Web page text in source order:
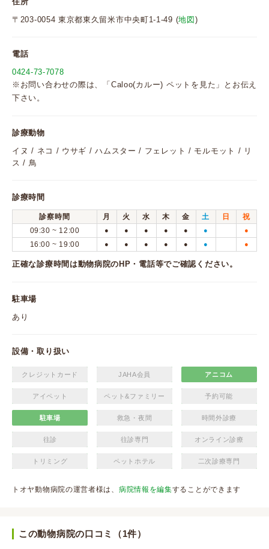
〒203-0054 東京都東久留米市中央町1-1-49 (地図 )
電話
0424-73-7078
※お問い合わせの際は、「Caloo(カルー) ペットを見た」とお伝え
下さい。
診療動物
イヌ / ネコ / ウサギ / ハムスター / フェレット / モルモット / リ
ス / 鳥
診療時間
診察時間 月 火 水 木 金 土 日
祝
09:30 ~ 12:00
● ● ● ● ● ● ●
16:00 ~ 19:00 ● ● ● ● ● ● ●
正確な診療時間は動物病院のHP・電話等でご確認ください。
駐車場
あり
設備・取り扱い
クレジットカード JAHA会員 アニコム
アイペット ペット&ファミリー 予約可能
駐車場 救急・夜間 時間外診療
往診 往診専門 オンライン診療
トリミング ペットホテル 二次診療専門
トオヤ動物病院の運営者様は、 病院情報を編集することができます
この動物病院の口コミ（1件）